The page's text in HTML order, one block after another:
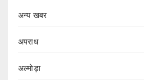
अन्य खबर
अपराध
अल्मोड़ा